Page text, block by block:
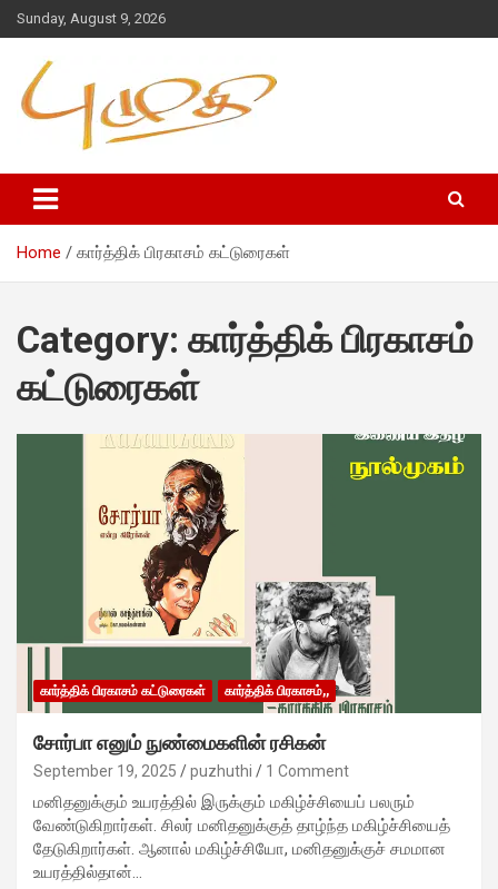
Sunday, August 9, 2026
Home கார்த்திக் பிரகாசம் கட்டுரைகள்
Category: கார்த்திக் பிரகாசம்
கட்டுரைகள்
கார்த்திக் பிரகாசம் கட்டுரைகள் கார்த்திக் பிரகாசம்,,
சோர்பா எனும் நுண்மைகளின் ரசிகன்
September 19, 2025 puzhuthi 1 Comment
மனிதனுக்கும் உயரத்தில் இருக்கும் மகிழ்ச்சியைப் பலரும்
வேண்டுகிறார்கள். சிலர் மனிதனுக்குத் தாழ்ந்த மகிழ்ச்சியைத்
தேடுகிறார்கள். ஆனால் மகிழ்ச்சியோ, மனிதனுக்குச் சமமான
உயரத்தில்தான்…